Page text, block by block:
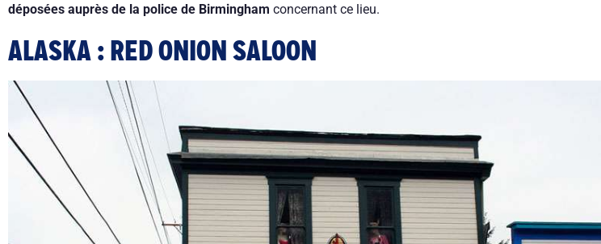
déposées auprès de la police de Birmingham concernant ce lieu.
ALASKA : RED ONION SALOON